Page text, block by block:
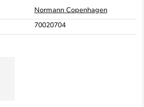
Normann Copenhagen
70020704